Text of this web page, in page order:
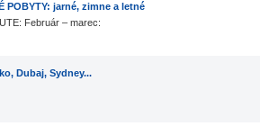
POBYTY: jarné, zimne a letné
Február – marec:
Dubaj, Sydney...